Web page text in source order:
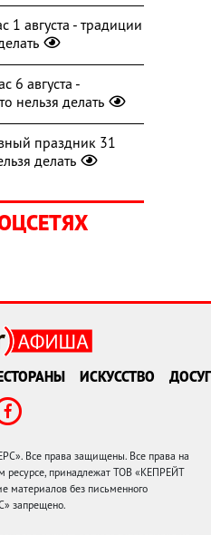
1 августа - традиции
6 августа -
нельзя делать
праздник 31
делать
ИСКУССТВО ДОСУГ
Все права защищены. Все права на
ресурсе, принадлежат ТОВ «КЕПРЕЙТ
материалов без письменного
запрещено.